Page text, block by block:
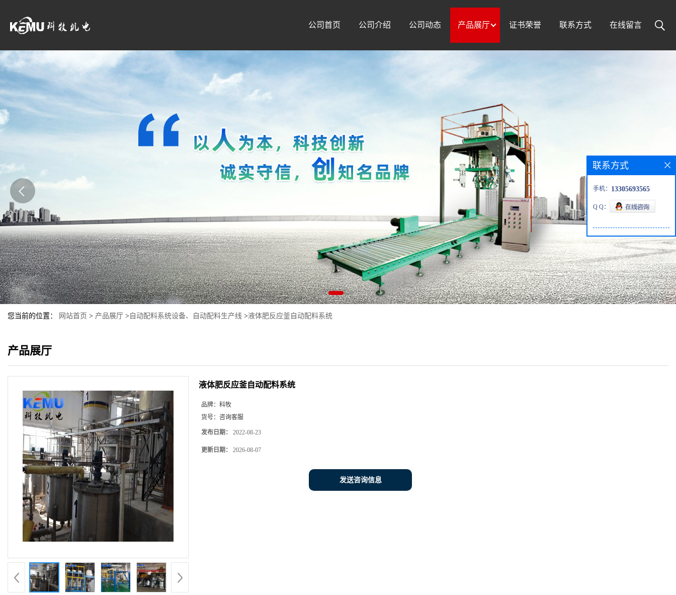
公司首页 公司介绍 公司动态 产品展厅 证书荣誉 联系方式 在线留言
您当前的位置： 网站首页 > 产品展厅 > 自动配料系统设备、自动配料生产线 >液体肥反应釜自动配料系统
产品展厅
液体肥反应釜自动配料系统
品牌： 科牧
货号： 咨询客服
发布日期： 2022-08-23
更新日期： 2026-08-07
发送咨询信息
联系方式
手机： 13305693565
Q Q：